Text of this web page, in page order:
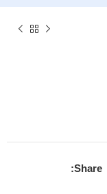
Share: